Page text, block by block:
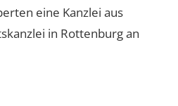
eine Kanzlei aus
in Rottenburg an